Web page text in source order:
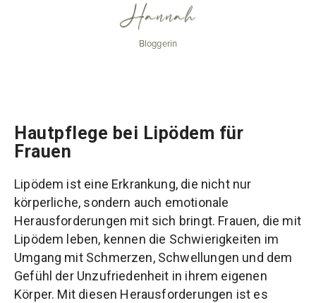
Hannah
Bloggerin
Hautpflege bei Lipödem für
Frauen
Lipödem ist eine Erkrankung, die nicht nur
körperliche, sondern auch emotionale
Herausforderungen mit sich bringt. Frauen, die mit
Lipödem leben, kennen die Schwierigkeiten im
Umgang mit Schmerzen, Schwellungen und dem
Gefühl der Unzufriedenheit in ihrem eigenen
Körper. Mit diesen Herausforderungen ist es